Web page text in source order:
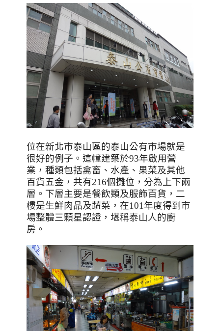
位在新北市泰山區的泰山公有市場就是
很好的例子。這幢建築於93年啟用營
業，種類包括禽畜、水產、果菜及其他
百貨五金，共有216個攤位，分為上下兩
層。下層主要是餐飲類及服飾百貨，二
樓是生鮮肉品及蔬菜，在101年度得到市
場整體三顆星認證，堪稱泰山人的廚
房。